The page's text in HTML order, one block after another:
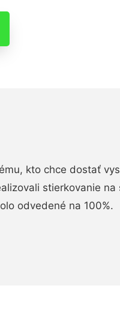
kto chce dostať
stierkovanie
odvedené na 100%.